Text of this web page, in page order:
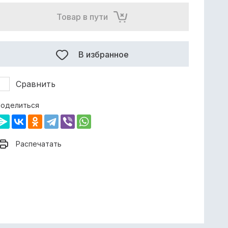
Товар в пути
Сравнить
В избранное
Распечатать